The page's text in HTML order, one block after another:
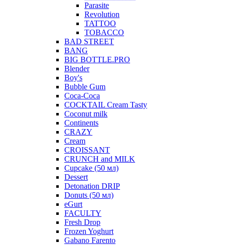
Parasite
Revolution
TATTOO
TOBACCO
BAD STREET
BANG
BIG BOTTLE.PRO
Blender
Boy's
Bubble Gum
Coca-Coca
COCKTAIL Cream Tasty
Coconut milk
Continents
CRAZY
Cream
CROISSANT
CRUNCH and MILK
Cupcake (50 мл)
Dessert
Detonation DRIP
Donuts (50 мл)
eGurt
FACULTY
Fresh Drop
Frozen Yoghurt
Gabano Farento